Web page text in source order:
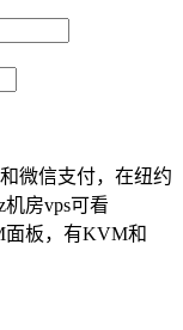
微信支付，在纽约
房vps可看
面板，有KVM和